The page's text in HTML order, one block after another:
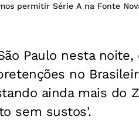
permitir Série A na Fonte
Paulo nesta
no
ainda mais do
sem sustos'.